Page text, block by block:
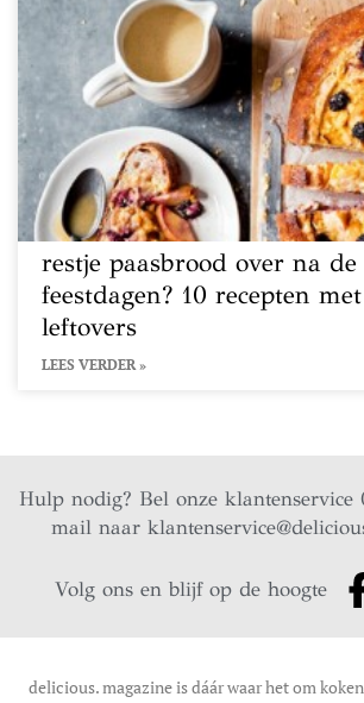
restje paasbrood over na de
feestdagen? 10 recepten
leftovers
LEES VERDER »
Hulp nodig? Bel onze
mail naar
Volg ons en blijf op de hoogte
delicious. magazine is dáár waar het om